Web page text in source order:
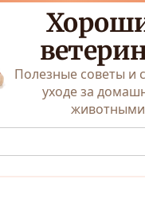
Полезные советы и
уходе за
животными